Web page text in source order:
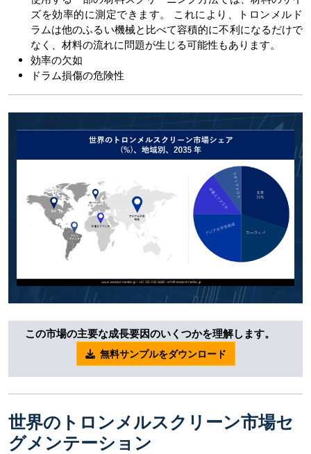
ズを効率的に測定できます。 これにより、トロンメルド
ラムは他のふるい機械と比べて容積的に不利になるだけで
なく、材料の流れに問題が生じる可能性もあります。
効率の欠如
ドラム損傷の危険性
この市場の主要な成長要因のいくつかを理解します。
無料サンプルをダウンロード
世界のトロンメルスクリーン市場セ
グメンテーション